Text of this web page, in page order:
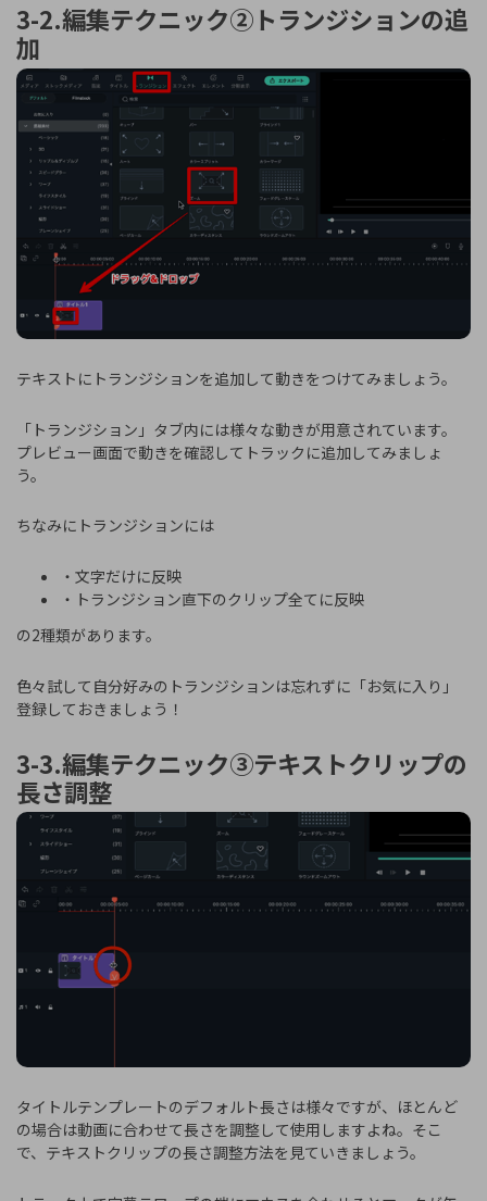
3-2.編集テクニック②トランジションの追
加
テキストにトランジションを追加して動きをつけてみましょう。
「トランジション」タブ内には様々な動きが用意されています。
プレビュー画面で動きを確認してトラックに追加してみましょ
う。
ちなみにトランジションには
・文字だけに反映
・トランジション直下のクリップ全てに反映
の2種類があります。
色々試して自分好みのトランジションは忘れずに「お気に入り」
登録しておきましょう！
3-3.編集テクニック③テキストクリップの
長さ調整
タイトルテンプレートのデフォルト長さは様々ですが、ほとんど
の場合は動画に合わせて長さを調整して使用しますよね。そこ
で、テキストクリップの長さ調整方法を見ていきましょう。